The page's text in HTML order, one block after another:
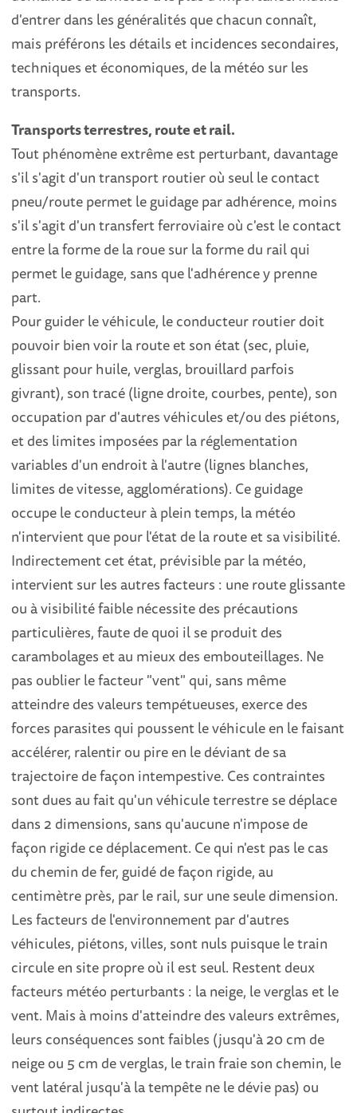
d'entrer dans les généralités que chacun connaît,
mais préférons les détails et incidences secondaires,
techniques et économiques, de la météo sur les
transports.
Transports terrestres, route et rail.
Tout phénomène extrême est perturbant, davantage
s'il s'agit d'un transport routier où seul le contact
pneu/route permet le guidage par adhérence, moins
s'il s'agit d'un transfert ferroviaire où c'est le contact
entre la forme de la roue sur la forme du rail qui
permet le guidage, sans que l'adhérence y prenne
part.
Pour guider le véhicule, le conducteur routier doit
pouvoir bien voir la route et son état (sec, pluie,
glissant pour huile, verglas, brouillard parfois
givrant), son tracé (ligne droite, courbes, pente), son
occupation par d'autres véhicules et/ou des piétons,
et des limites imposées par la réglementation
variables d'un endroit à l'autre (lignes blanches,
limites de vitesse, agglomérations). Ce guidage
occupe le conducteur à plein temps, la météo
n'intervient que pour l'état de la route et sa visibilité.
Indirectement cet état, prévisible par la météo,
intervient sur les autres facteurs : une route glissante
ou à visibilité faible nécessite des précautions
particulières, faute de quoi il se produit des
carambolages et au mieux des embouteillages. Ne
pas oublier le facteur "vent" qui, sans même
atteindre des valeurs tempétueuses, exerce des
forces parasites qui poussent le véhicule en le faisant
accélérer, ralentir ou pire en le déviant de sa
trajectoire de façon intempestive. Ces contraintes
sont dues au fait qu'un véhicule terrestre se déplace
dans 2 dimensions, sans qu'aucune n'impose de
façon rigide ce déplacement. Ce qui n'est pas le cas
du chemin de fer, guidé de façon rigide, au
centimètre près, par le rail, sur une seule dimension.
Les facteurs de l'environnement par d'autres
véhicules, piétons, villes, sont nuls puisque le train
circule en site propre où il est seul. Restent deux
facteurs météo perturbants : la neige, le verglas et le
vent. Mais à moins d'atteindre des valeurs extrêmes,
leurs conséquences sont faibles (jusqu'à 20 cm de
neige ou 5 cm de verglas, le train fraie son chemin, le
vent latéral jusqu'à la tempête ne le dévie pas) ou